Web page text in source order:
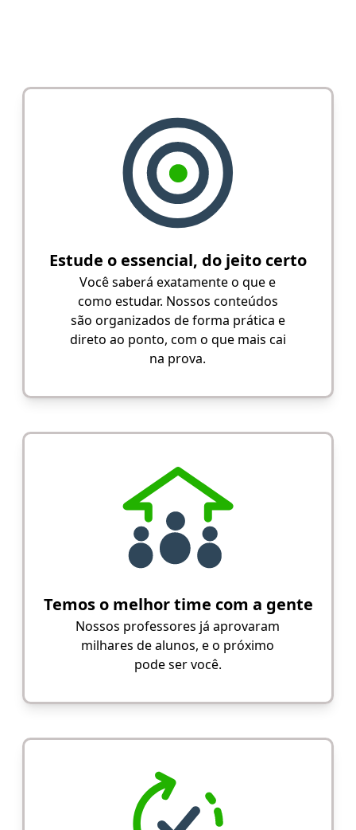
Estude o essencial, do jeito certo
Você saberá exatamente o que e
como estudar. Nossos conteúdos
são organizados de forma prática e
direto ao ponto, com o que mais cai
na prova.
Temos o melhor time com a gente
Nossos professores já aprovaram
milhares de alunos, e o próximo
pode ser você.